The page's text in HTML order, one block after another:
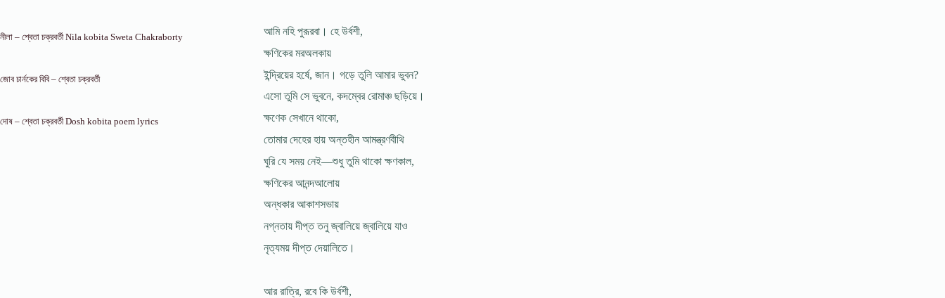
আমি নহি পুরূরবা। হে উৰ্বশী,
ক্ষণিকের মরঅলকায়
ইন্দ্রিয়ের হর্ষে, জান। গড়ে তুলি আমার ভুবন?
এসো তুমি সে ভুবনে, কদম্বের রোমাঞ্চ ছড়িয়ে।
ক্ষণেক সেখানে থাকো,
তোমার দেহের হায় অন্তহীন আমন্ত্রণবীথি
ঘুরি যে সময় নেই—শুধু তুমি থাকো ক্ষণকাল,
ক্ষণিকের আনন্দআলোয়
অন্ধকার আকাশসভায়
নগ্নতায় দীপ্ত তনু জ্বালিয়ে জ্বালিয়ে যাও
নৃত্যময় দীপ্ত দেয়ালিতে।
আর রাত্রি, রবে কি উৰ্বশী,
নীলা – শ্বেতা চক্রবর্তী Nila kobita Sweta Chakraborty
জোব চার্নকের বিবি – শ্বেতা চক্রবর্তী
দোষ – শ্বেতা চক্রবর্তী Dosh kobita poem lyrics